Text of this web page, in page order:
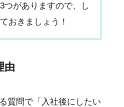
つがありますので、し
おきましょう！
由
質問で「入社後にしたい